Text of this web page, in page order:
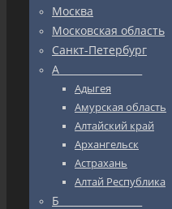
Москва
Московская область
Санкт-Петербург
А_________________
Адыгея
Амурская область
Алтайский край
Архангельск
Астрахань
Алтай Республика
Б_________________